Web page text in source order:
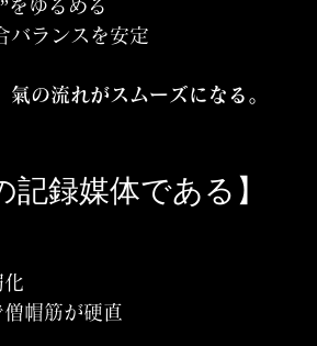
をゆるめる
バランスを安定
の流れがスムーズになる。
記録媒体である】
帽筋が硬直